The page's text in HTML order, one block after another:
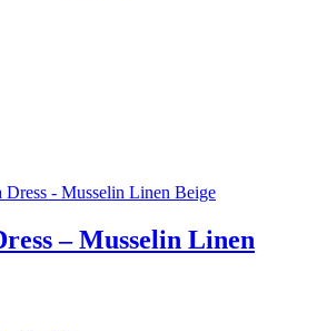
– Musselin Linen